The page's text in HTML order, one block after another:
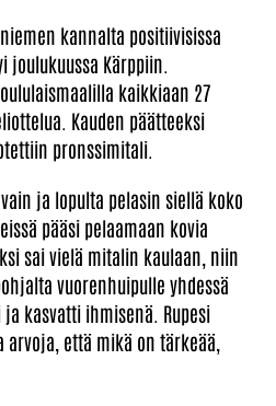
kannalta positiivisissa
Kärppiin.
kaikkiaan 27
Kauden päätteeksi
pronssimitali.
ja lopulta pelasin siellä koko
pääsi pelaamaan kovia
sai vielä mitalin kaulaan, niin
vuorenhuipulle yhdessä
ja kasvatti ihmisenä. Rupesi
että mikä on tärkeää,